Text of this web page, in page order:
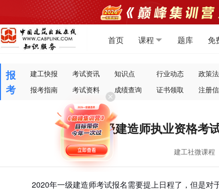
首页 课程 题库 免
报
考
建工快报 考试资讯 知识点 行业动态
政策
报考指南
考试资料 成绩查询 证书领取 注册
一级建造师执业资格考
建工社微课程
2020年一级建造师考试报名需要提上日程了，但是